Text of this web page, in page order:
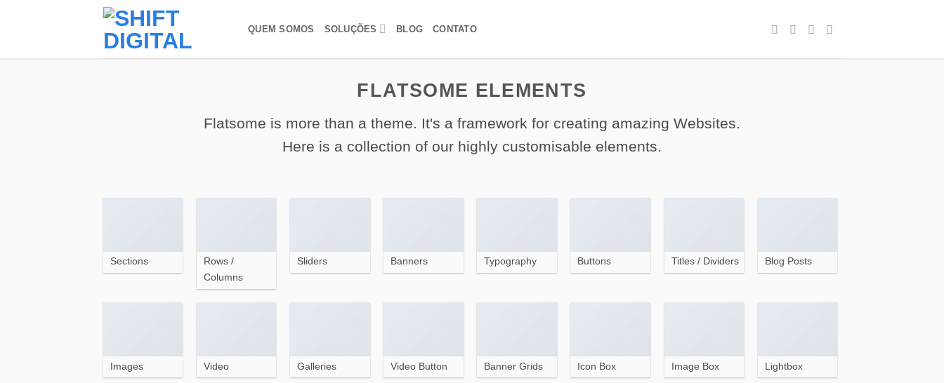
QUEM SOMOS SOLUÇÕES BLOG CONTATO
FLATSOME ELEMENTS
Flatsome is more than a theme. It's a framework for creating amazing Websites.
Here is a collection of our highly customisable elements.
Sections
Rows /
Columns
Sliders Banners Typography Buttons Titles / Dividers Blog Posts
Images Video Galleries Video Button Banner Grids Icon Box Image Box Lightbox